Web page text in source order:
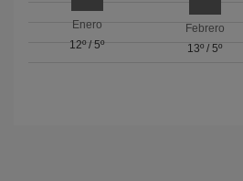
Enero
12º/5º
Febrero
13º / 5º